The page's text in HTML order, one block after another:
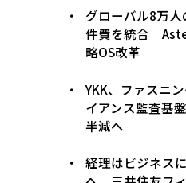
グローバル8万
件費を統合
略OS改革
YKK、ファスニ
イアンス監査基
半減へ
経理はビジネス